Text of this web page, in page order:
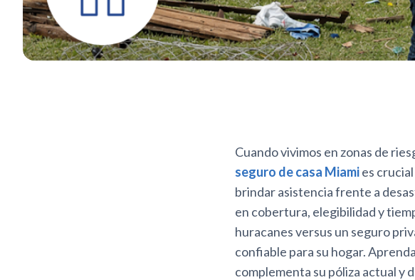
Cuando vivimos en zonas de
seguro de casa Miamies
brindar asistencia frente a
en cobertura, elegibilidad y
huracanes versus un seguro
confiable para su hogar.
complementa su póliza actual y